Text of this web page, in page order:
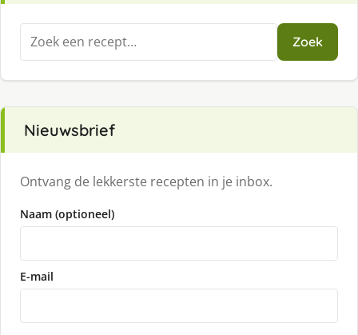
Zoeken
naar:
Zoek
Nieuwsbrief
Ontvang de lekkerste recepten in je inbox.
Naam (optioneel)
E-mail